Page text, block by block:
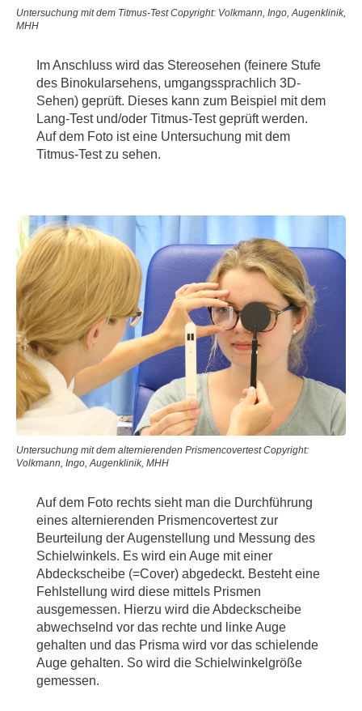
Untersuchung mit dem Titmus-Test Copyright: Volkmann, Ingo, Augenklinik,
MHH
Im Anschluss wird das Stereosehen (feinere Stufe
des Binokularsehens, umgangssprachlich 3D-
Sehen) geprüft. Dieses kann zum Beispiel mit dem
Lang-Test und/oder Titmus-Test geprüft werden.
Auf dem Foto ist eine Untersuchung mit dem
Titmus-Test zu sehen.
Untersuchung mit dem alternierenden Prismencovertest Copyright:
Volkmann, Ingo, Augenklinik, MHH
Auf dem Foto rechts sieht man die Durchführung
eines alternierenden Prismencovertest zur
Beurteilung der Augenstellung und Messung des
Schielwinkels. Es wird ein Auge mit einer
Abdeckscheibe (=Cover) abgedeckt. Besteht eine
Fehlstellung wird diese mittels Prismen
ausgemessen. Hierzu wird die Abdeckscheibe
abwechselnd vor das rechte und linke Auge
gehalten und das Prisma wird vor das schielende
Auge gehalten. So wird die Schielwinkelgröße
gemessen.